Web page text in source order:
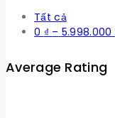
Tất cả
0 ₫ – 5.998.000
Average Rating